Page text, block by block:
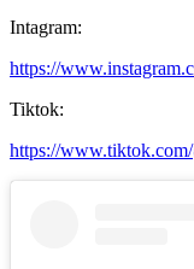
Intagram:
https://
Tiktok:
https://